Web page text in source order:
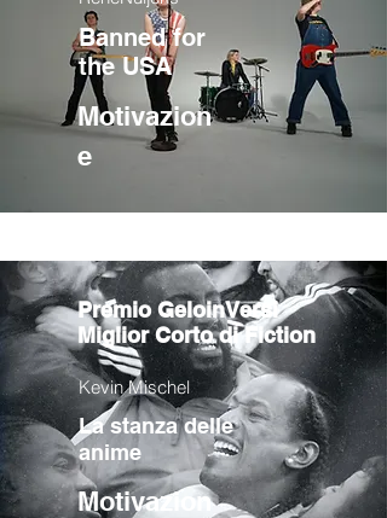
Banned for
the USA
Motivazion
e
Premio GeloinVersi
Miglior Corto di Fiction
Kevin Mischel
La stanza delle
anime
Motivazion